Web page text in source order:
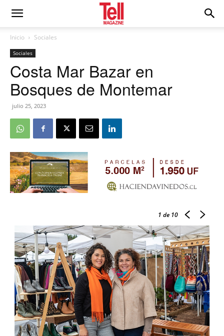
Inicio Sociales
Sociales
Costa Mar Bazar en
Bosques de Montemar
julio 25, 2023
1 de 10